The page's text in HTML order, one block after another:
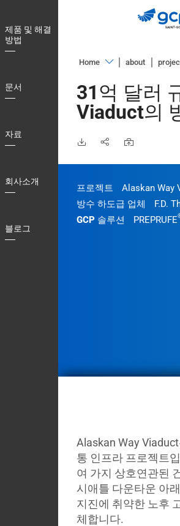
main
navigation
제품 및 해결
방법
문서
자료
회사소개
블로그
Home
품
및
결
문
서
이
러
스
My
Briefcase
about
31억 달러
Viaduct의
프로젝트
Alaskan Way
방수 하도급 업체
F.D.
GCP 솔루션
PREPRUFE
Alaskan Way
통 인프라 프로젝트
여 가지 상호연관된
시애틀 다운타운 아
지진에 취약한 노후
체합니다.